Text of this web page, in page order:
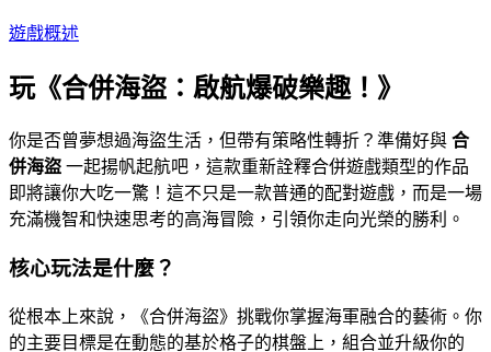
遊戲概述
玩《合併海盜：啟航爆破樂趣！》
你是否曾夢想過海盜生活，但帶有策略性轉折？準備好與 合
併海盜 一起揚帆起航吧，這款重新詮釋合併遊戲類型的作品
即將讓你大吃一驚！這不只是一款普通的配對遊戲，而是一場
充滿機智和快速思考的高海冒險，引領你走向光榮的勝利。
核心玩法是什麼？
從根本上來說，《合併海盜》挑戰你掌握海軍融合的藝術。你
的主要目標是在動態的基於格子的棋盤上，組合並升級你的